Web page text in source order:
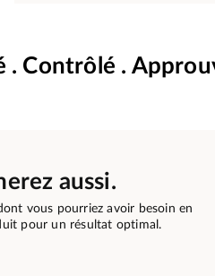
. Contrôlé .
aussi.
vous pourriez avoir besoin en
pour un résultat optimal.